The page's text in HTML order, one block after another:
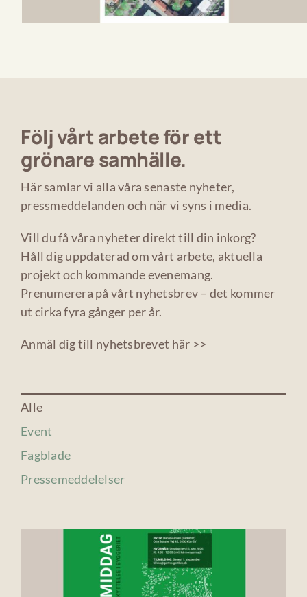
Följ vårt arbete för ett
grönare samhälle.
Här samlar vi alla våra senaste nyheter,
pressmeddelanden och när vi syns i media.
Vill du få våra nyheter direkt till din inkorg?
Håll dig uppdaterad om vårt arbete, aktuella
projekt och kommande evenemang.
Prenumerera på vårt nyhetsbrev – det kommer
ut cirka fyra gånger per år.
Anmäl dig till nyhetsbrevet här >>
Alle
Event
Fagblade
Pressemeddelelser